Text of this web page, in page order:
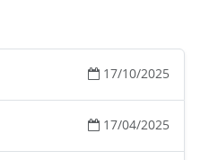
17/10/2025
17/04/2025